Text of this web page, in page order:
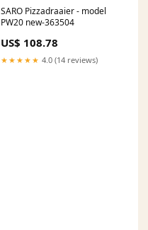
SARO Pizzadraaier - model
PW20 new-363504
US$ 108.78
★★★★★ 4.0 (14 reviews)